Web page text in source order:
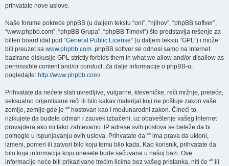
prihvatate nove uslove.
Naše forume pokreće phpBB (u daljem tekstu “oni”, “njihov”, “phpBB softver”,
“www.phpbb.com”, “phpBB Grupa”, “phpBB Timovi”) što predstavlja rešenje za
bilten board idat pod “General Public License” (u daljem tekstu “GPL”) i može
biti preuzet sa www.phpbb.com. phpBB softver se odnosi samo na Internet
bazirane diskusije GPL strictly forbids them in what we allow and/or disallow as
permissible content and/or conduct. Za dalje informacije o phpBB-u,
pogledajte: http://www.phpbb.com/.
Prihvatate da nećete slati uvredljive, vulgarne, kleveničke, reči mržnje, preteće,
seksualno orijentisane reči ili bilo kakav materijal koji ne poštuje zakon vaše
zemlje, zemlje gde je “” hostovan kao i međunarodni zakon. Čineći to,
rizikujete da budete odmah i zauvek izbačeni, uz obaveštenje vašeg Internet
provajdera ako mi tako zahtevamo. IP adrese svih postova se beleže da bi
pomogle u ispunjavanju ovih uslova. Prihvatate da “” ima prava da ukloni,
izmeni, pomeri ili zatvori bilo koju temu bilo kada. Kao korisnik, prihvatate da
bilo koja informacija koju unesete bude sačuvana u našoj bazi. Ove
informacije neće biti prikazivane trećim licima bez vašeg pristanka, niti će “” ili